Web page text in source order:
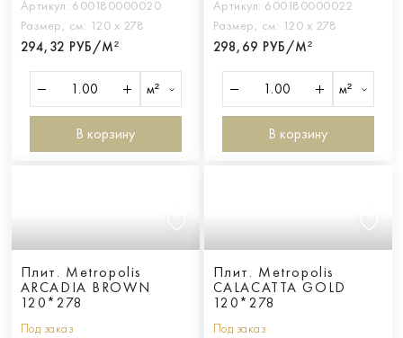
Артикул: 600180000020
Размер, см: 120 х 278
294,32 РУБ/М²
м²
В корзину
Артикул: 600180000022
Размер, см: 120 х 278
298,69 РУБ/М²
м²
В корзину
Плит. Metropolis
ARCADIA BROWN
120*278
Под заказ
Плит. Metropolis
CALACATTA GOLD
120*278
Под заказ